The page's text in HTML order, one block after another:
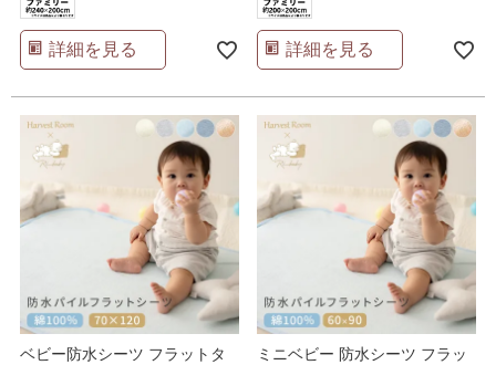
詳細を見る 詳細を見る
ベビー防水シーツ フラットタ
ミニベビー 防水シーツ フラッ